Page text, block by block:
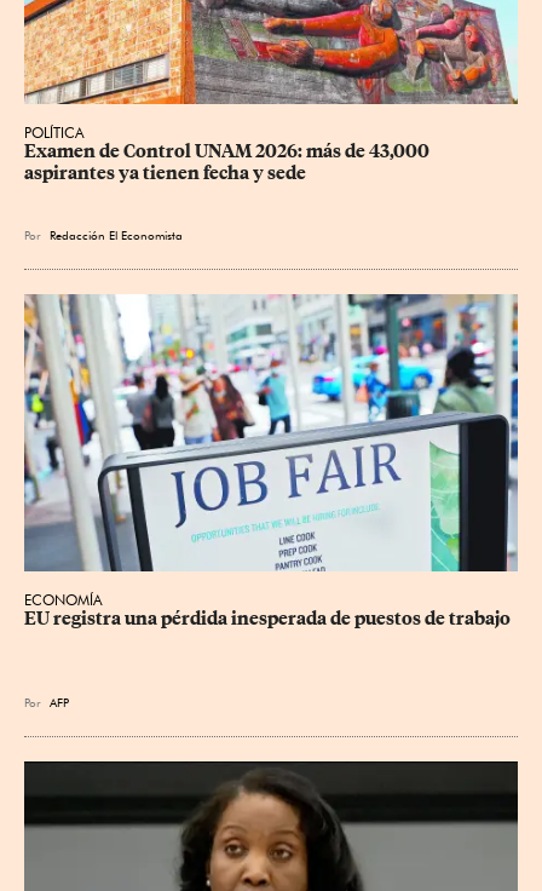
POLÍTICA
Examen de Control UNAM 2026: más de 43,000
aspirantes ya tienen fecha y sede
Por Redacción El Economista
ECONOMÍA
EU registra una pérdida inesperada de puestos de trabajo
Por AFP